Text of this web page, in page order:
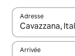
Adresse
Lorsque les
Arrivée